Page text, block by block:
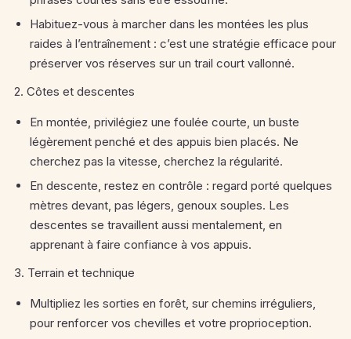
Habituez-vous à marcher dans les montées les plus
raides à l’entraînement : c’est une stratégie efficace pour
préserver vos réserves sur un trail court vallonné.
2. Côtes et descentes
En montée, privilégiez une foulée courte, un buste
légèrement penché et des appuis bien placés. Ne
cherchez pas la vitesse, cherchez la régularité.
En descente, restez en contrôle : regard porté quelques
mètres devant, pas légers, genoux souples. Les
descentes se travaillent aussi mentalement, en
apprenant à faire confiance à vos appuis.
3. Terrain et technique
Multipliez les sorties en forêt, sur chemins irréguliers,
pour renforcer vos chevilles et votre proprioception.